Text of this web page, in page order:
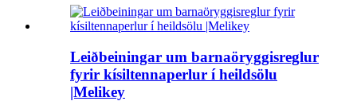
Leiðbeiningar um barnaöryggisreglur
fyrir kísiltennaperlur í heildsölu
|Melikey